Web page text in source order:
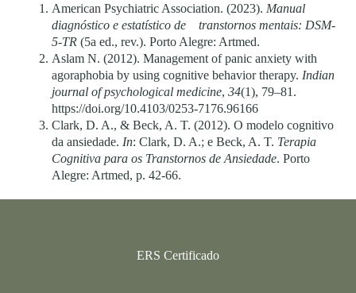
American Psychiatric Association. (2023). Manual
diagnóstico e estatístico de transtornos mentais: DSM-
5-TR (5a ed., rev.). Porto Alegre: Artmed.
Aslam N. (2012). Management of panic anxiety with
agoraphobia by using cognitive behavior therapy. Indian
journal of psychological medicine, 34(1), 79–81.
https://doi.org/10.4103/0253-7176.96166
Clark, D. A., & Beck, A. T. (2012). O modelo cognitivo
da ansiedade. In: Clark, D. A.; e Beck, A. T. Terapia
Cognitiva para os Transtornos de Ansiedade. Porto
Alegre: Artmed, p. 42-66.
ERS Certificado